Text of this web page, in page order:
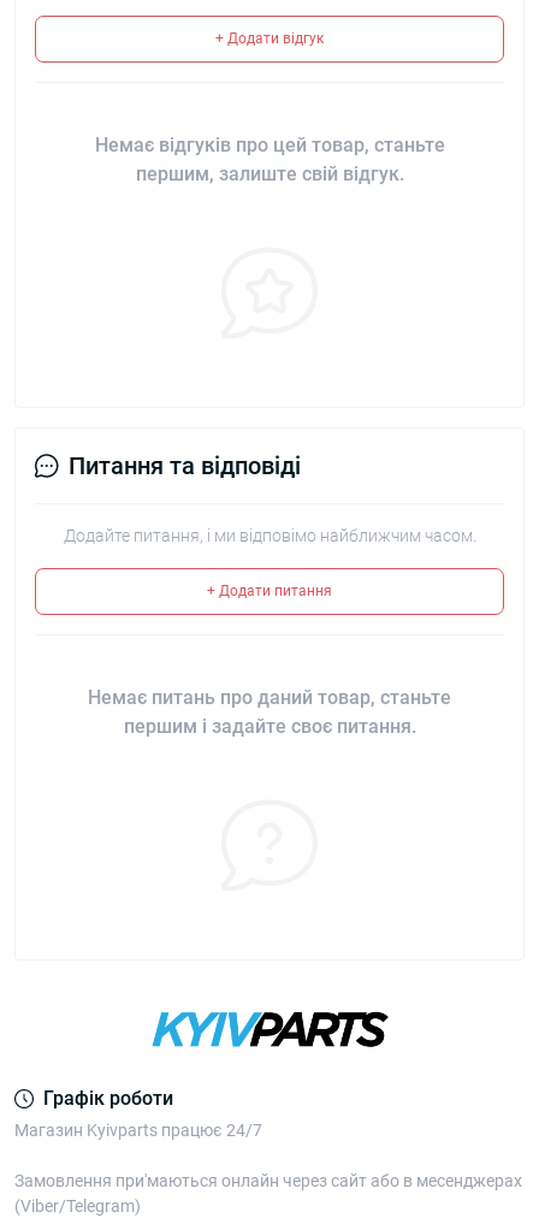
+ Додати відгук
Немає відгуків про цей товар, станьте
першим, залиште свій відгук.
Питання та відповіді
Додайте питання, і ми відповімо найближчим часом.
+ Додати питання
Немає питань про даний товар, станьте
першим і задайте своє питання.
Графік роботи
Магазин Kyivparts працює 24/7
Замовлення при'маються онлайн через сайт або в месенджерах
(Viber/Telegram)